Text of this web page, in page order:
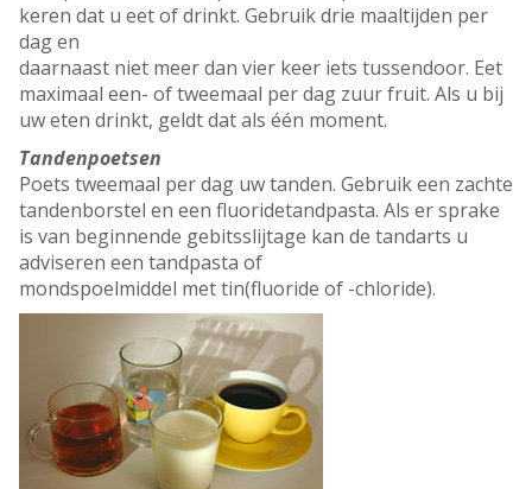
keren dat u eet of drinkt. Gebruik drie maaltijden per
dag en
daarnaast niet meer dan vier keer iets tussendoor. Eet
maximaal een- of tweemaal per dag zuur fruit. Als u bij
uw eten drinkt, geldt dat als één moment.
Tandenpoetsen
Poets tweemaal per dag uw tanden. Gebruik een zachte
tandenborstel en een fluoridetandpasta. Als er sprake
is van beginnende gebitsslijtage kan de tandarts u
adviseren een tandpasta of
mondspoelmiddel met tin(fluoride of -chloride).